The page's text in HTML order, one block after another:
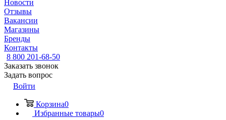
Новости
Отзывы
Вакансии
Магазины
Бренды
Контакты
8 800 201-68-50
Заказать звонок
Задать вопрос
Войти
Корзина0
Избранные товары0